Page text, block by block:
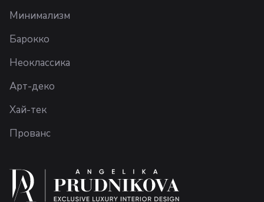
Минимализм
Барокко
Неоклассика
Арт-деко
Хай-тек
Прованс